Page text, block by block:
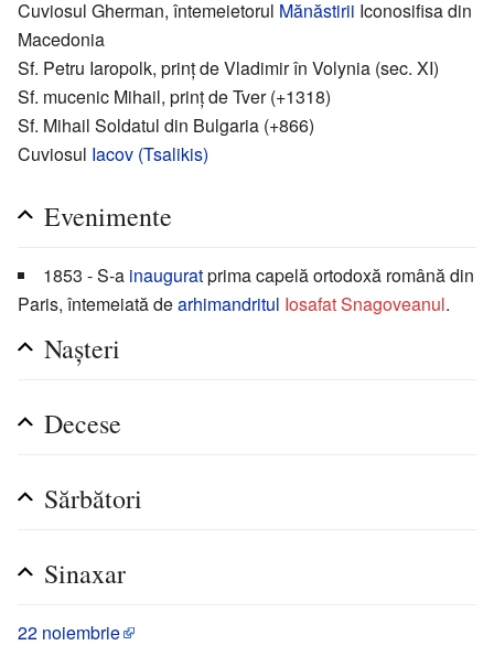
Cuviosul Gherman, întemeietorul Mănăstirii Iconosifisa din
Macedonia
Sf. Petru Iaropolk, prinț de Vladimir în Volynia (sec. XI)
Sf. mucenic Mihail, prinț de Tver (+1318)
Sf. Mihail Soldatul din Bulgaria (+866)
Cuviosul Iacov (Tsalikis)
Evenimente
1853 - S-a inauguratprima capelă ortodoxă română din
Paris, întemeiată dearhimandritul Iosafat Snagoveanul.
Nașteri
Decese
Sărbători
Sinaxar
22 noiembrie